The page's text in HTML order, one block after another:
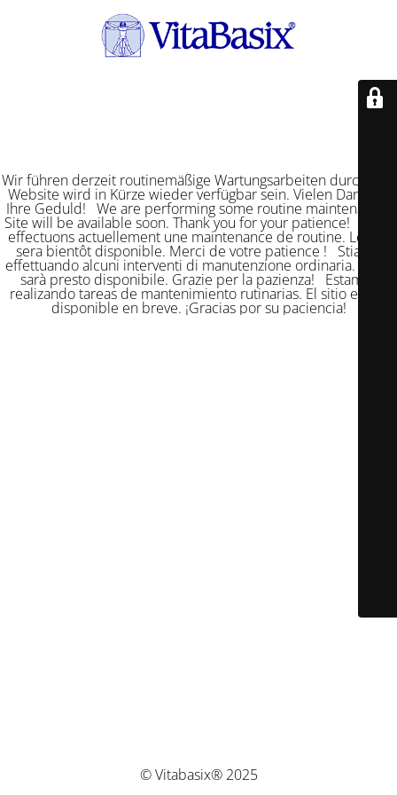
Wir führen derzeit routinemäßige Wartungsarbeiten durch. Die
Website wird in Kürze wieder verfügbar sein. Vielen Dank für
Ihre Geduld! We are performing some routine maintenance.
Site will be available soon. Thank you for your patience! Nous
effectuons actuellement une maintenance de routine. Le site
sera bientôt disponible. Merci de votre patience ! Stiamo
effettuando alcuni interventi di manutenzione ordinaria. Il sito
sarà presto disponibile. Grazie per la pazienza! Estamos
realizando tareas de mantenimiento rutinarias. El sitio estará
disponible en breve. ¡Gracias por su paciencia!
© Vitabasix® 2025